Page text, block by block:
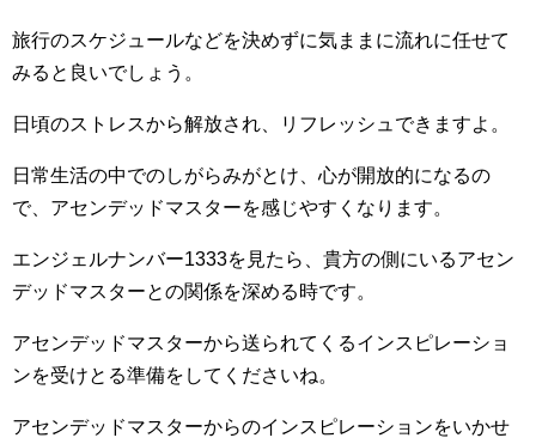
旅行のスケジュールなどを決めずに気ままに流れに任せて
みると良いでしょう。
日頃のストレスから解放され、リフレッシュできますよ。
日常生活の中でのしがらみがとけ、心が開放的になるの
で、アセンデッドマスターを感じやすくなります。
エンジェルナンバー1333を見たら、貴方の側にいるアセン
デッドマスターとの関係を深める時です。
アセンデッドマスターから送られてくるインスピレーショ
ンを受けとる準備をしてくださいね。
アセンデッドマスターからのインスピレーションをいかせ